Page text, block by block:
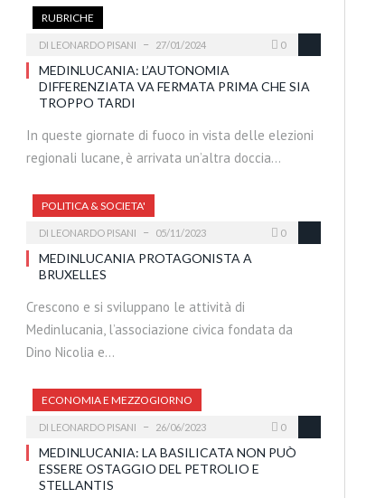
RUBRICHE
DI LEONARDO PISANI 27/01/2024 0
MEDINLUCANIA: L’AUTONOMIA
DIFFERENZIATA VA FERMATA PRIMA CHE SIA
TROPPO TARDI
In queste giornate di fuoco in vista delle elezioni
regionali lucane, è arrivata un’altra doccia…
POLITICA & SOCIETA'
DI LEONARDO PISANI 05/11/2023 0
MEDINLUCANIA PROTAGONISTA A
BRUXELLES
Crescono e si sviluppano le attività di
Medinlucania, l’associazione civica fondata da
Dino Nicolia e…
ECONOMIA E MEZZOGIORNO
DI LEONARDO PISANI 26/06/2023 0
MEDINLUCANIA: LA BASILICATA NON PUÒ
ESSERE OSTAGGIO DEL PETROLIO E
STELLANTIS